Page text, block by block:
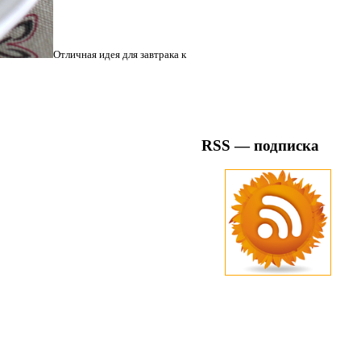
Отличная идея для завтрака к
RSS — подписка